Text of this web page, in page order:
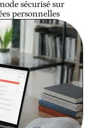
sécurisé sur
personnelles